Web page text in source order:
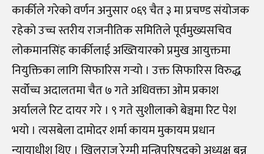
कार्कीले गरेको वर्णन अनुसार ०६९ चैत ३ मा प्रचण्ड संयोजक
रहेको उच्च स्तरीय राजनीतिक समितिले पूर्वमुख्यसचिव
लोकमानसिंह कार्कीलाई अख्तियारको प्रमुख आयुक्तमा
नियुक्तिका लागि सिफारिस गर्‍यो । उक्त सिफारिस विरुद्ध
सर्वोच्च अदालतमा चैत ७ गते अधिवक्ता ओम प्रकाश
अर्यालले रिट दायर गरे । ९ गते सुशीलाको बेञ्चमा रिट पेश
भयो । त्यसबेला दामोदर शर्मा कायम मुकायम प्रधान